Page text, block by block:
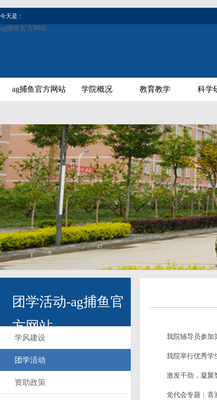
今天是：
ag捕鱼官方网站
ag捕鱼官方网站 学院概况 教育教学 科学
团学活动-ag捕鱼官
方网站
学风建设
团学活动
资助政策
我院辅导员参加
我院举行优秀学
激发干劲，凝
党代会专题︳喜